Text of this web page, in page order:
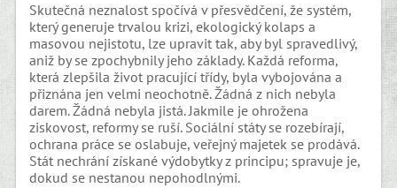
Skutečná neznalost spočívá v přesvědčení, že systém,
který generuje trvalou krizi, ekologický kolaps a
masovou nejistotu, lze upravit tak, aby byl spravedlivý,
aniž by se zpochybnily jeho základy. Každá reforma,
která zlepšila život pracující třídy, byla vybojována a
přiznána jen velmi neochotně. Žádná z nich nebyla
darem. Žádná nebyla jistá. Jakmile je ohrožena
ziskovost, reformy se ruší. Sociální státy se rozebírají,
ochrana práce se oslabuje, veřejný majetek se prodává.
Stát nechrání získané výdobytky z principu; spravuje je,
dokud se nestanou nepohodlnými.